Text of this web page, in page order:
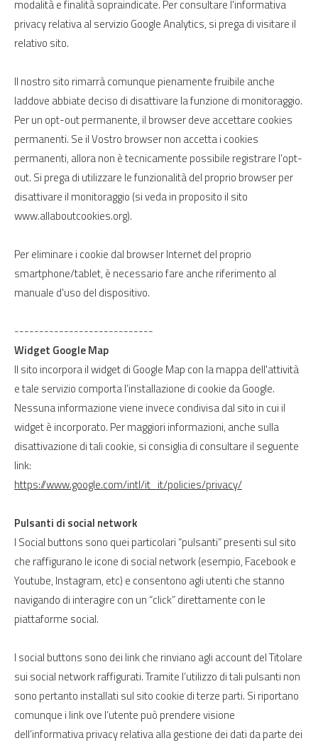
modalità e finalità sopraindicate. Per consultare l'informativa
privacy relativa al servizio Google Analytics, si prega di visitare il
relativo sito.
Il nostro sito rimarrà comunque pienamente fruibile anche
laddove abbiate deciso di disattivare la funzione di monitoraggio.
Per un opt-out permanente, il browser deve accettare cookies
permanenti. Se il Vostro browser non accetta i cookies
permanenti, allora non è tecnicamente possibile registrare l’opt-
out. Si prega di utilizzare le funzionalità del proprio browser per
disattivare il monitoraggio (si veda in proposito il sito
www.allaboutcookies.org).
Per eliminare i cookie dal browser Internet del proprio
smartphone/tablet, è necessario fare anche riferimento al
manuale d'uso del dispositivo.
----------------------------
Widget Google Map
Il sito incorpora il widget di Google Map con la mappa dell'attività
e tale servizio comporta l’installazione di cookie da Google.
Nessuna informazione viene invece condivisa dal sito in cui il
widget è incorporato. Per maggiori informazioni, anche sulla
disattivazione di tali cookie, si consiglia di consultare il seguente
link:
https://www.google.com/intl/it_it/policies/privacy/
Pulsanti di social network
I Social buttons sono quei particolari “pulsanti” presenti sul sito
che raffigurano le icone di social network (esempio, Facebook e
Youtube, Instagram, etc) e consentono agli utenti che stanno
navigando di interagire con un “click” direttamente con le
piattaforme social.
I social buttons sono dei link che rinviano agli account del Titolare
sui social network raffigurati. Tramite l’utilizzo di tali pulsanti non
sono pertanto installati sul sito cookie di terze parti. Si riportano
comunque i link ove l’utente può prendere visione
dell’informativa privacy relativa alla gestione dei dati da parte dei